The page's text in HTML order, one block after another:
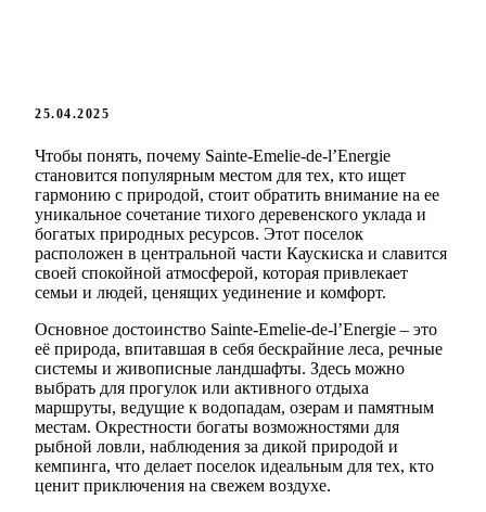
25.04.2025
Чтобы понять, почему Sainte-Emelie-de-l’Energie
становится популярным местом для тех, кто ищет
гармонию с природой, стоит обратить внимание на ее
уникальное сочетание тихого деревенского уклада и
богатых природных ресурсов. Этот поселок
расположен в центральной части Каускиска и славится
своей спокойной атмосферой, которая привлекает
семьи и людей, ценящих уединение и комфорт.
Основное достоинство Sainte-Emelie-de-l’Energie – это
её природа, впитавшая в себя бескрайние леса, речные
системы и живописные ландшафты. Здесь можно
выбрать для прогулок или активного отдыха
маршруты, ведущие к водопадам, озерам и памятным
местам. Окрестности богаты возможностями для
рыбной ловли, наблюдения за дикой природой и
кемпинга, что делает поселок идеальным для тех, кто
ценит приключения на свежем воздухе.